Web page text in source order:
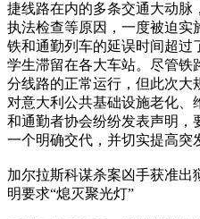
捷线路在内的多条交通大动脉
执法检查等原因，一度被迫实
铁和通勤列车的延误时间超过
学生滞留在各大车站。尽管铁
分线路的正常运行，但此次大
对意大利公共基础设施老化、
和通勤者协会纷纷发表声明，
一个明确交代，并切实提高突
加尔拉斯科谋杀案凶手获准
明要求“熄灭聚光灯”